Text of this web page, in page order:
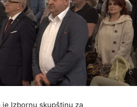
je Izbornu skupštinu za